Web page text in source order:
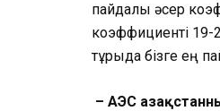
пайдалы әсер
коэффициенті 19-
тұрғыда бізге ең
– АЭС